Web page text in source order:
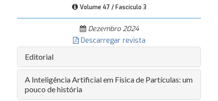
Volume 47 / Fascículo 3
Dezembro 2024
Descarregar revista
Editorial
A Inteligência Artificial em Física de Partículas: um
pouco de história